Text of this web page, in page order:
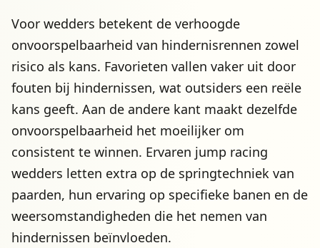
Voor wedders betekent de verhoogde
onvoorspelbaarheid van hindernisrennen zowel
risico als kans. Favorieten vallen vaker uit door
fouten bij hindernissen, wat outsiders een reële
kans geeft. Aan de andere kant maakt dezelfde
onvoorspelbaarheid het moeilijker om
consistent te winnen. Ervaren jump racing
wedders letten extra op de springtechniek van
paarden, hun ervaring op specifieke banen en de
weersomstandigheden die het nemen van
hindernissen beïnvloeden.